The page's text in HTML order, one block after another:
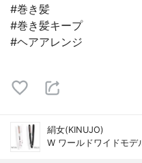
#巻き髪
#巻き髪キープ
#ヘアアレンジ
絹女(KINUJO)
W ワールドワイドモデ